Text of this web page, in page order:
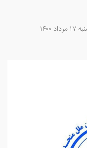
۱۴۰۰